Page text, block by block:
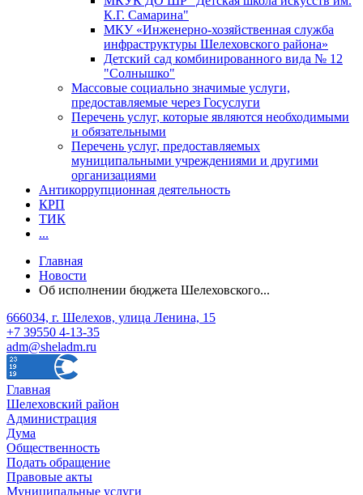
К.Г. Самарина"
МКУ «Инженерно-хозяйственная служба
инфраструктуры Шелеховского района»
Детский сад комбинированного вида № 12
"Солнышко"
Массовые социально значимые услуги,
предоставляемые через Госуслуги
Перечень услуг, которые являются необходимыми
и обязательными
Перечень услуг, предоставляемых
муниципальными учреждениями и другими
организациями
Антикоррупционная деятельность
КРП
ТИК
...
Главная
Новости
Об исполнении бюджета Шелеховского...
666034, г. Шелехов, улица Ленина, 15
+7 39550 4-13-35
adm@sheladm.ru
Главная
Шелеховский район
Администрация
Дума
Общественность
Подать обращение
Правовые акты
Муниципальные услуги